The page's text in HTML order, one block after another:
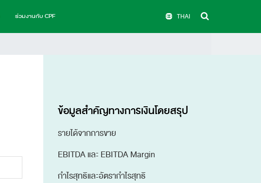
ร่วมงานกับ CPF THAI
ข้อมูลสำคัญทางการเงินโดยสรุป
รายได้จากการขาย
EBITDA และ EBITDA Margin
กำไรสุทธิและอัตรากำไรสุทธิ